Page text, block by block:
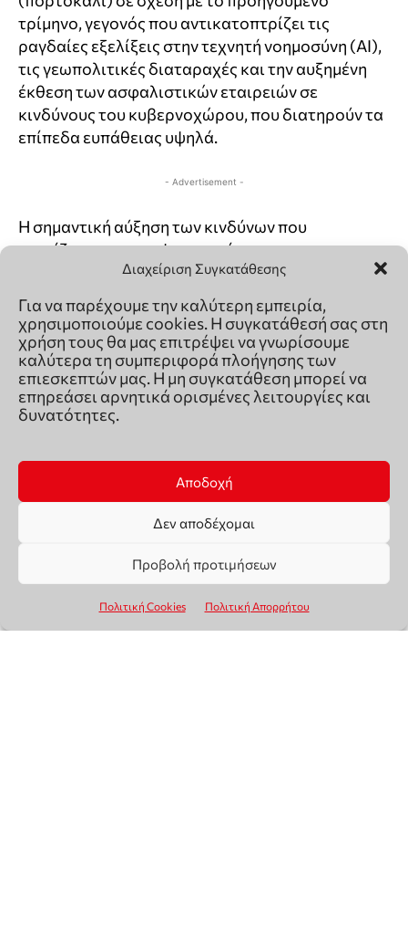
Διαχείριση Συγκατάθεσης
Για να παρέχουμε την καλύτερη εμπειρία,
χρησιμοποιούμε cookies. Η συγκατάθεσή σας στη
χρήση τους θα μας επιτρέψει να γνωρίσουμε
καλύτερα τη συμπεριφορά πλοήγησης των
επιεσκεπτών μας. Η μη συγκατάθεση μπορεί να
επηρεάσει αρνητικά ορισμένες λειτουργίες και
δυνατότητες.
Αποδοχή
Δεν αποδέχομαι
Προβολή προτιμήσεων
Πολιτική Cookies Πολιτική Απορρήτου